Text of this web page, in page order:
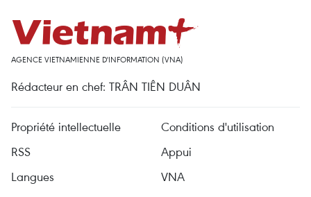
AGENCE VIETNAMIENNE D'INFORMATION (VNA)
Rédacteur en chef: TRÂN TIÊN DUÂN
Propriété intellectuelle
Conditions d'utilisation
RSS
Appui
Langues
VNA